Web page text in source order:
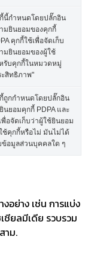
นี้กำหนดโดยปลั๊กอิน
มยินยอมของคุกกี้
คุกกี้ใช้เพื่อจัดเก็บ
มยินยอมของผู้ใช้
รับคุกกี้ในหมวดหมู่
ะสิทธิภาพ"
ถูกกำหนดโดยปลั๊กอิน
นยอมคุกกี้ PDPA และ
พื่อจัดเก็บว่าผู้ใช้ยินยอม
ช้คุกกี้หรือไม่ มันไม่ได้
ข้อมูลส่วนบุคคลใด ๆ
อย่าง เช่น การแบ่ง
ชียลมีเดีย รวบรวม
าม.